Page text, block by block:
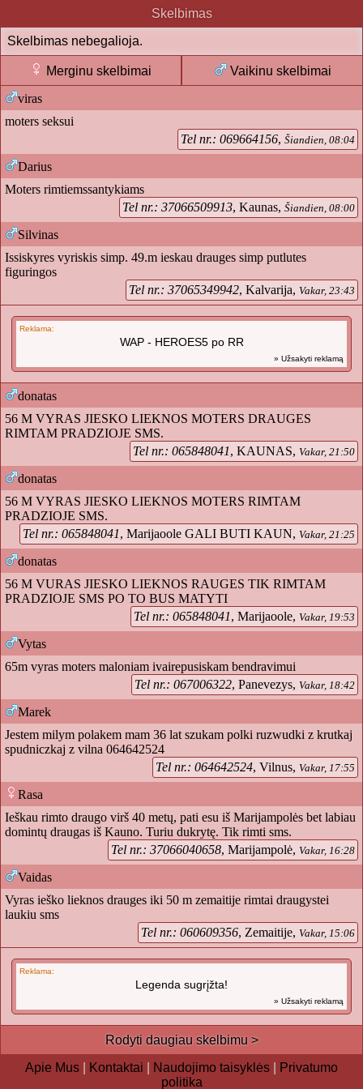
Skelbimas
Skelbimas nebegalioja.
Merginu skelbimai
Vaikinu skelbimai
viras
moters seksui
Tel nr.: 069664156, Šiandien, 08:04
Darius
Moters rimtiemssantykiams
Tel nr.: 37066509913, Kaunas, Šiandien, 08:00
Silvinas
Issiskyres vyriskis simp. 49.m ieskau drauges simp putlutes
figuringos
Tel nr.: 37065349942, Kalvarija, Vakar, 23:43
Reklama:
WAP - HEROES5 po RR
» Užsakyti reklamą
donatas
56 M VYRAS JIESKO LIEKNOS MOTERS DRAUGES
RIMTAM PRADZIOJE SMS.
Tel nr.: 065848041, KAUNAS, Vakar, 21:50
donatas
56 M VYRAS JIESKO LIEKNOS MOTERS RIMTAM
PRADZIOJE SMS.
Tel nr.: 065848041, Marijaoole GALI BUTI KAUN, Vakar, 21:25
donatas
56 M VURAS JIESKO LIEKNOS RAUGES TIK RIMTAM
PRADZIOJE SMS PO TO BUS MATYTI
Tel nr.: 065848041, Marijaoole, Vakar, 19:53
Vytas
65m vyras moters maloniam ivairepusiskam bendravimui
Tel nr.: 067006322, Panevezys, Vakar, 18:42
Marek
Jestem milym polakem mam 36 lat szukam polki ruzwudki z krutkaj
spudniczkaj z vilna 064642524
Tel nr.: 064642524, Vilnus, Vakar, 17:55
Rasa
Ieškau rimto draugo virš 40 metų, pati esu iš Marijampolės bet labiau
domintų draugas iš Kauno. Turiu dukrytę. Tik rimti sms.
Tel nr.: 37066040658, Marijampolė, Vakar, 16:28
Vaidas
Vyras ieško lieknos drauges iki 50 m zemaitije rimtai draugystei
laukiu sms
Tel nr.: 060609356, Zemaitije, Vakar, 15:06
Reklama:
Legenda sugrįžta!
» Užsakyti reklamą
Rodyti daugiau skelbimu >
Apie Mus
Kontaktai Naudojimo taisyklės
Privatumo
politika